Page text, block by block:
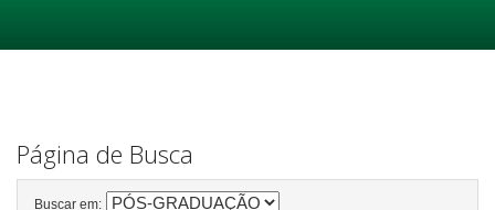
Página de Busca
Buscar em: